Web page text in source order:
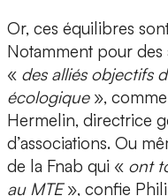
Or, ces équilibres
Notamment pour des
« des alliés objectifs
écologique»,
Hermelin, directrice
d’associations. Ou
de la Fnab qui « ont
au MTE», confie